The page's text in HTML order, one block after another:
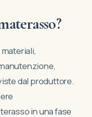
dal produttore.
in una fase